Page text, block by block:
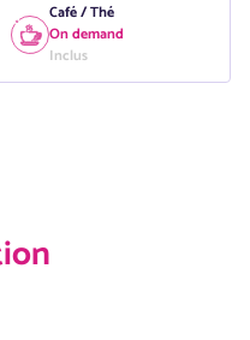
Café / Thé
On demand
Inclus